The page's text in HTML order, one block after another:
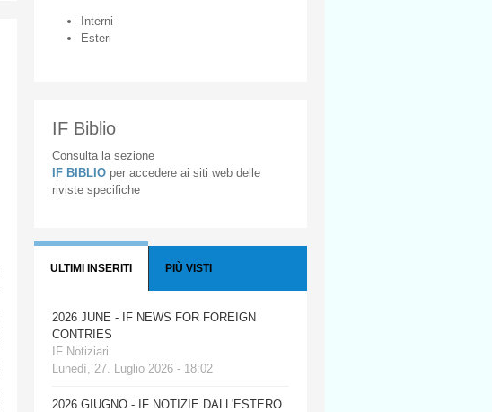
Interni
Esteri
IF Biblio
Consulta la sezione
IF BIBLIO per accedere ai siti web delle
riviste specifiche
ULTIMI INSERITI PIÙ VISTI
2026 JUNE - IF NEWS FOR FOREIGN
CONTRIES
IF Notiziari
Lunedì, 27. Luglio 2026 - 18:02
2026 GIUGNO - IF NOTIZIE DALL'ESTERO